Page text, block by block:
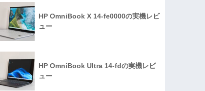
HP OmniBook X 14-fe0000の実機レビ
ュー
HP OmniBook Ultra 14-fdの実機レビ
ュー